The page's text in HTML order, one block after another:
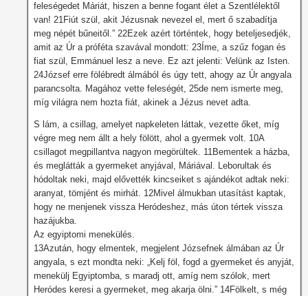
feleségedet Máriát, hiszen a benne fogant élet a Szentlélektől
van! 21Fiút szül, akit Jézusnak nevezel el, mert ő szabadítja
meg népét bűneitől.” 22Ezek azért történtek, hogy beteljesedjék,
amit az Úr a próféta szavával mondott: 23Íme, a szűz fogan és
fiat szül, Emmánuel lesz a neve. Ez azt jelenti: Velünk az Isten.
24József erre fölébredt álmából és úgy tett, ahogy az Úr angyala
parancsolta. Magához vette feleségét, 25de nem ismerte meg,
míg világra nem hozta fiát, akinek a Jézus nevet adta.
S lám, a csillag, amelyet napkeleten láttak, vezette őket, míg
végre meg nem állt a hely fölött, ahol a gyermek volt. 10A
csillagot megpillantva nagyon megörültek. 11Bementek a házba,
és meglátták a gyermeket anyjával, Máriával. Leborultak és
hódoltak neki, majd elővették kincseiket s ajándékot adtak neki:
aranyat, tömjént és mirhát. 12Mivel álmukban utasítást kaptak,
hogy ne menjenek vissza Heródeshez, más úton tértek vissza
hazájukba.
Az egyiptomi menekülés.
13Azután, hogy elmentek, megjelent Józsefnek álmában az Úr
angyala, s ezt mondta neki: „Kelj föl, fogd a gyermeket és anyját,
menekülj Egyiptomba, s maradj ott, amíg nem szólok, mert
Heródes keresi a gyermeket, meg akarja ölni.” 14Fölkelt, s még